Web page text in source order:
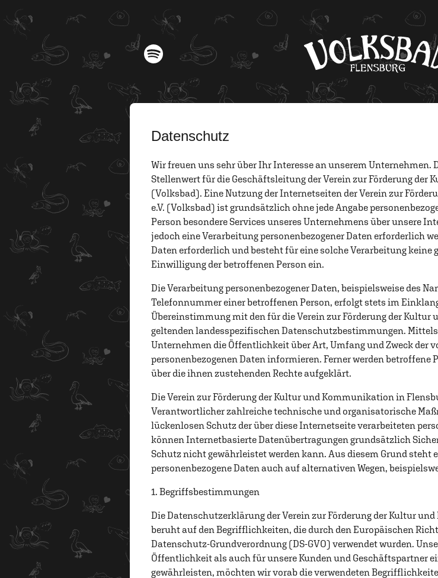
Datenschutz
Wir freuen uns sehr über Ihr Interesse an unserem Unternehmen.
Stellenwert für die Geschäftsleitung der Verein zur Förderung der
(Volksbad). Eine Nutzung der Internetseiten der Verein zur
e.V. (Volksbad) ist grundsätzlich ohne jede Angabe
Person besondere Services unseres Unternehmens über unsere
jedoch eine Verarbeitung personenbezogener Daten erforderlich
Daten erforderlich und besteht für eine solche Verarbeitung keine
Einwilligung der betroffenen Person ein.
Die Verarbeitung personenbezogener Daten, beispielsweise des
Telefonnummer einer betroffenen Person, erfolgt stets im
Übereinstimmung mit den für die Verein zur Förderung der Kultur
geltenden landesspezifischen Datenschutzbestimmungen.
Unternehmen die Öffentlichkeit über Art, Umfang und Zweck der
personenbezogenen Daten informieren. Ferner werden
über die ihnen zustehenden Rechte aufgeklärt.
Die Verein zur Förderung der Kultur und Kommunikation in
Verantwortlicher zahlreiche technische und organisatorische
lückenlosen Schutz der über diese Internetseite verarbeiteten
können Internetbasierte Datenübertragungen grundsätzlich
Schutz nicht gewährleistet werden kann. Aus diesem Grund steht
personenbezogene Daten auch auf alternativen Wegen,
1. Begriffsbestimmungen
Die Datenschutzerklärung der Verein zur Förderung der Kultur
beruht auf den Begrifflichkeiten, die durch den Europäischen
Datenschutz-Grundverordnung (DS-GVO) verwendet wurden.
Öffentlichkeit als auch für unsere Kunden und Geschäftspartner
gewährleisten, möchten wir vorab die verwendeten